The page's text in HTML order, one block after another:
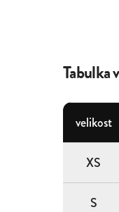
Tabulka
velikost
XS
S